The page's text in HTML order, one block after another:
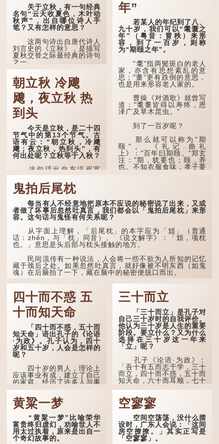
关于立秋，有一句经典
名句“云天收夏色，木叶动
秋声”，出自哪位诗人手
笔？又有怎样的意思？
这两句诗出自唐代诗人
刘言史的《立秋》，是描写
夏秋交替之际最经典的诗句
之一。
《立秋》全诗如下：
兹晨戒流火，商飙早已
惊。 云天收夏色，木
叶动秋声。
诗的前两句写的是：这
一天早安，天上的“流
火”（指大火星，象征暑
气）开始消退，凉爽的秋风
（商飙，即西风）已经悄然
吹起。后两句，便是全诗的
灵魂...
朝立秋 冷飕
飕，夜立秋 热
到头
今天是立秋，是二十四
节气中的第13个节气。古
语有云：“朝立秋，冷飕
飕；夜立秋，热到头”，有
何出处呢？立秋等于入秋？
这句话出自东汉崔寔
《四民月令》：“朝立秋，
冷飕飕；夜立秋，热到
头”。到了清代，顾禄在
《清嘉录》里记录苏州风俗
时，也引用了这句谚语。不
过当地百姓的口头说法
是“朝立秋，渹飕飕；夜立
有不同，但意思完全一致。
那么，这句话到底准不
朴素观察：如果立秋的精
确...
年”
若某人的年纪到了八、
九十岁，我们可以“耄耋之
年”（粤音：冒秩）来形
容，到了一百岁，则称
为“期颐之年”。
"耄"指两鬓斑白的老人
家，亦含有思想紊乱的意
思；"耋"更有跌倒的意思，
也是用来形容老人家的。
曹操《对酒歌》就曾写
道："耄耋皆得以寿终，恩
泽广及草木昆虫。"
到了一百岁呢？
那么就可以称为"期
颐"。 《礼记.曲礼
上》："百年曰期颐。"郑玄
注："期，犹要也；颐，养
也。不知衣服食味，孝子要
鬼拍后尾枕
每当有人不经意地把原本不应说的秘密说了出来，又或
者做了坏事后忽然吐真言，我们都会以「鬼拍后尾枕」来形
容。这句话与鬼怪有何关系呢？
从字面上理解，「后尾枕」的本字应为「䪴」（普通
话：zhěn，与「枕」同音）。 《说文解字》：「䪴，项枕
也。」意思是头后部与枕头接触的地方。
民间流传有一种说法，人会将一些不欲为人所知的记忆
藏于颈后之处。如果忽然吐真言，就好像被不明东西（如鬼
魂）在后脑拍了一下，藏在脑中的秘密便脱口而出。
因此...
四十而不惑 五
十而知天命
「四十而不惑，五十而
知天命」语出孔子的《论语
·为政》。孔子认为，四十
岁和五十岁，人会是怎样的
呢？
四十岁的男人，理论上
应该事业有成，建立了自己
的家庭。经历了许多人与事
之后，对事物有了自己的判
断能力，不会轻易为表象所
迷惑。
孔子在《论语·子罕》
也说：「知者不惑，仁者不
忧，勇者不惧。」「知」与
智慧的「智」相通，四十岁
三十而立
「三十而立」是孔子对
自己三十岁时的自我评价。
他认为三十岁是人生的重要
阶段。要立什么？又为什么
选择在三十岁这一年来
「立」呢？
孔子《论语·为政》：
「吾十有五而志于学，三十
而立，四十而不惑，五十而
知天命，六十而耳顺，七十
在古代，男子一般于二
十岁进行冠礼，冠礼完成后
便是成人，但由于未达壮
年，所以又称「弱冠」。
《礼记·曲礼》明确记载：
「人生十年曰幼，学；二十
曰弱，冠；三十曰壮，有
黄粱一梦
“黄粱一梦”比喻荣华
富贵终归虚幻，劝喻世人不
用太过执着，原来是出自一
个奇幻故事的。
空寥寥
空间空荡荡，没什么摆
设时，广东人会说：「这间
房空撩撩。」其实正写是
「空寥寥」。